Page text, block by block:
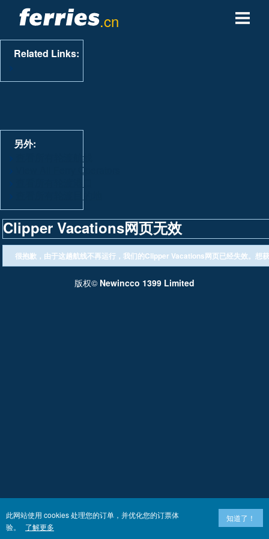
.cn
轮渡公司
轮渡目的地
轮渡港口
Related Links:
另外:
查看所有轮渡航线
View All Ferry Operators
Clipper Vacations网页无效
很抱歉，由于这趟航线不再运行，我们的Clipper Vacations网页已经失效。想
版权© Newincco 1399 Limited
此网站使用 cookies 处理您的订单，并优化您的订票体
验。
了解更多
知道了！